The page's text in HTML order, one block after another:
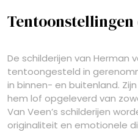
De schilderijen van Herman
tentoongesteld in
in binnen- en buitenland.
hem lof opgeleverd van
Van Veen’s schilderijen
originaliteit en emotionele